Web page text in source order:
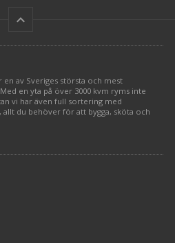
keyboard_arrow_up
en av Sveriges största och mest
en yta på över 3000 kvm ryms inte
vi har även full sortering med
du behöver för att bygga, sköta och